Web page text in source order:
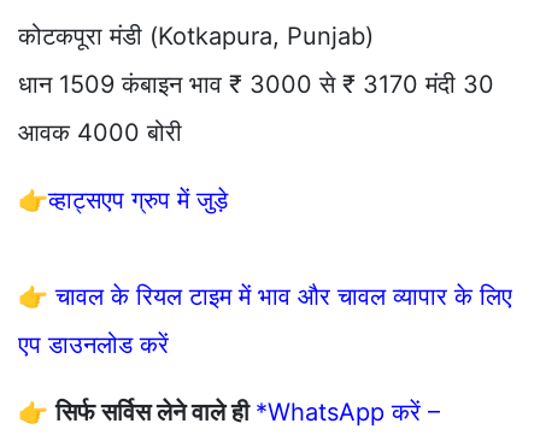
कोटकपूरा मंडी (Kotkapura, Punjab)
धान 1509 कंबाइन भाव ₹ 3000 से ₹ 3170 मंदी 30
आवक 4000 बोरी
👉व्हाट्सएप ग्रुप में जुड़े
👉चावल के रियल टाइम में भाव और चावल व्यापार के लिए
एप डाउनलोड करें
👉सिर्फ सर्विस लेने वाले ही *WhatsApp करें –